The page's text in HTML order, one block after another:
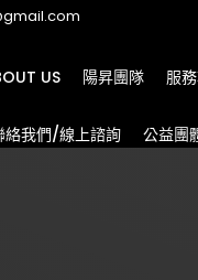
US 陽昇團隊 服
絡我們/線上諮詢 公益團